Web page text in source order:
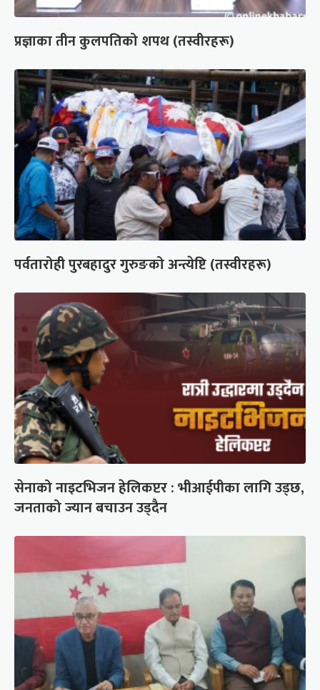
प्रज्ञाका तीन कुलपतिको शपथ (तस्वीरहरू)
पर्वतारोही पुरबहादुर गुरुङको अन्त्येष्टि (तस्वीरहरू)
सेनाको नाइटभिजन हेलिकप्टर : भीआईपीका लागि उड्छ,
जनताको ज्यान बचाउन उड्दैन